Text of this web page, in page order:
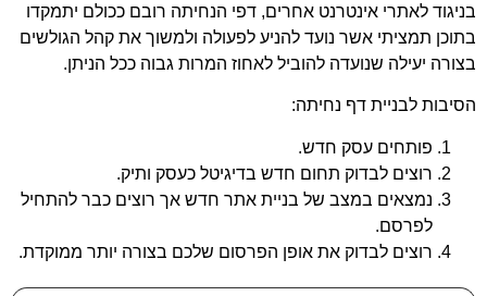
בניגוד לאתרי אינטרנט אחרים, דפי הנחיתה רובם ככולם יתמקדו
בתוכן תמציתי אשר נועד להניע לפעולה ולמשוך את קהל הגולשים
בצורה יעילה שנועדה להוביל לאחוז המרות גבוה ככל הניתן.
הסיבות לבניית דף נחיתה:
פותחים עסק חדש.
רוצים לבדוק תחום חדש בדיגיטל כעסק ותיק.
נמצאים במצב של בניית אתר חדש אך רוצים כבר להתחיל
לפרסם.
רוצים לבדוק את אופן הפרסום שלכם בצורה יותר ממוקדת.